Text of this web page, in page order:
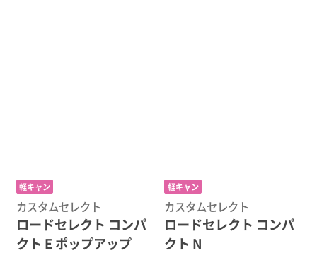
軽キャン
カスタムセレクト
ロードセレクト コンパ
クト E ポップアップ
軽キャン
カスタムセレクト
ロードセレクト コンパ
クト N